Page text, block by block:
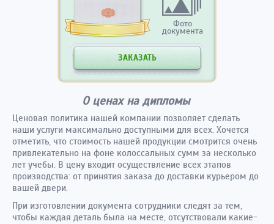
Фото
документа
ЗАКАЗАТЬ
О ценах на дипломы
Ценовая политика нашей компании позволяет сделать
наши услуги максимально доступными для всех. Хочется
отметить, что стоимость нашей продукции смотрится очень
привлекательно на фоне колоссальных сумм за несколько
лет учебы. В цену входит осуществление всех этапов
производства: от принятия заказа до доставки курьером до
вашей двери.
При изготовлении документа сотрудники следят за тем,
чтобы каждая деталь была на месте, отсутствовали какие-